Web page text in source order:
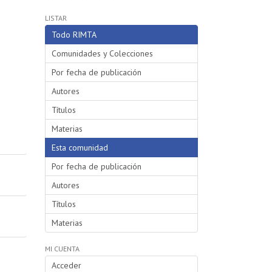
LISTAR
Todo RIMTA
Comunidades y Colecciones
Por fecha de publicación
Autores
Títulos
Materias
Esta comunidad
Por fecha de publicación
Autores
Títulos
Materias
MI CUENTA
Acceder